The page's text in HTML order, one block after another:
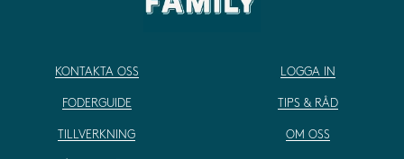
KONTAKTA OSS
FODERGUIDE
TILLVERKNING
LOGGA IN
TIPS & RÅD
OM OSS